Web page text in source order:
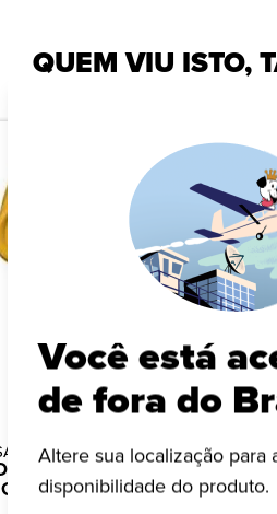
QUEM VIU ISTO,
FUNKO POP! IT A
COM CHASE
Você está
de fora do
Altere sua localização para
disponibilidade do produto.